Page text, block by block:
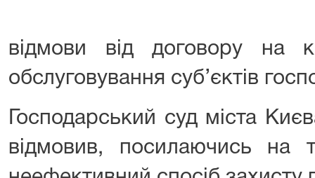
відмови від договору на
обслуговування суб’єктів
Господарський суд міста
відмовив, посилаючись на